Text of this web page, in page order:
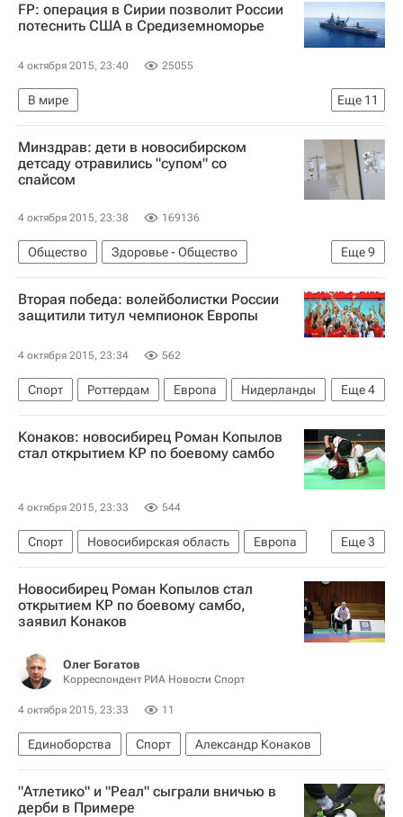
Локомотив (Москва)
Россия
FP: операция в Сирии позволит России
потеснить США в Средиземноморье
4 октября 2015, 23:40 25055
Еще 11
В мире
Операция боевой авиации России в Сирии
США
Сирия
Средиземное море
Америка
Северная Америка
Европа
Россия
Минздрав: дети в новосибирском
детсаду отравились "супом" со
спайсом
4 октября 2015, 23:38 169136
Еще9
Общество
Здоровье - Общество
Происшествия
Новосибирск
Новосибирская область
Весь мир
Европа
Россия
Вторая победа: волейболистки России
защитили титул чемпионок Европы
4 октября 2015, 23:34 562
Еще4
Спорт Роттердам Европа
Нидерланды
Южная Голландия
Весь мир
Женская сборная России по волейболу
Чемпионат Европы по волейболу среди мужчин
Конаков: новосибирец Роман Копылов
стал открытием КР по боевому самбо
4 октября 2015, 23:33 544
Еще3
Спорт Новосибирская область
Европа
Сибирский ФО
Весь мир Россия
Новосибирец Роман Копылов стал
открытием КР по боевому самбо,
заявил Конаков
Олег Богатов
Корреспондент РИА Новости Спорт
4 октября 2015, 23:33 11
Единоборства Спорт Александр Конаков
"Атлетико" и "Реал" сыграли вничью в
дерби в Примере